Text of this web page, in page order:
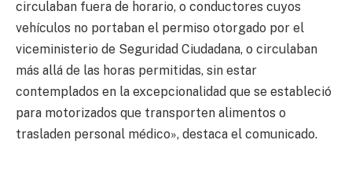
circulaban fuera de horario, o conductores cuyos
vehículos no portaban el permiso otorgado por el
viceministerio de Seguridad Ciudadana, o circulaban
más allá de las horas permitidas, sin estar
contemplados en la excepcionalidad que se estableció
para motorizados que transporten alimentos o
trasladen personal médico», destaca el comunicado.